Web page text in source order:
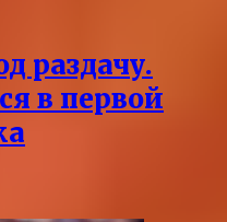
раздачу.
в первой